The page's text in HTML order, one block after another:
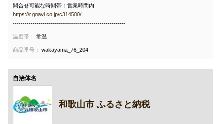
問合せ可能な時間帯：営業時間内
https://r.gnavi.co.jp/c314500/
---------------------------------------------------------
温度帯： 常温
商品番号： wakayama_76_204
自治体名
和歌山市 ふるさと納税